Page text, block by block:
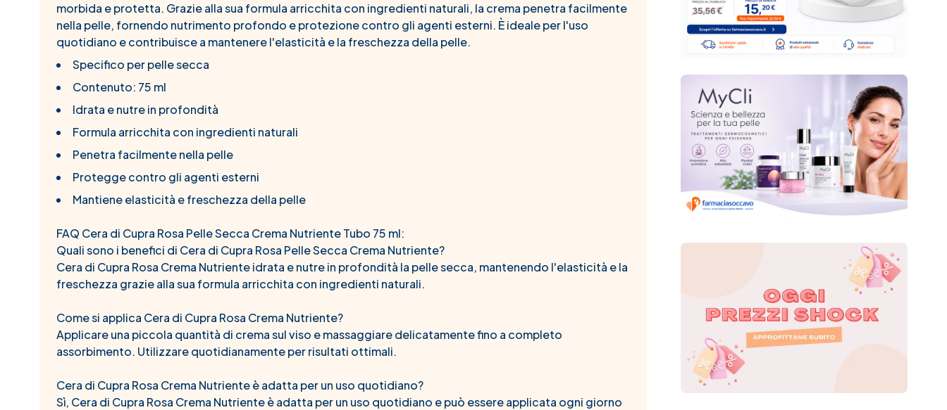
morbida e protetta. Grazie alla sua formula arricchita con ingredienti naturali, la crema penetra facilmente
nella pelle, fornendo nutrimento profondo e protezione contro gli agenti esterni. È ideale per l'uso
quotidiano e contribuisce a mantenere l'elasticità e la freschezza della pelle.
Specifico per pelle secca
Contenuto: 75 ml
Idrata e nutre in profondità
Formula arricchita con ingredienti naturali
Penetra facilmente nella pelle
Protegge contro gli agenti esterni
Mantiene elasticità e freschezza della pelle
FAQ Cera di Cupra Rosa Pelle Secca Crema Nutriente Tubo 75 ml:
Quali sono i benefici di Cera di Cupra Rosa Pelle Secca Crema Nutriente?
Cera di Cupra Rosa Crema Nutriente idrata e nutre in profondità la pelle secca, mantenendo l'elasticità e la
freschezza grazie alla sua formula arricchita con ingredienti naturali.
Come si applica Cera di Cupra Rosa Crema Nutriente?
Applicare una piccola quantità di crema sul viso e massaggiare delicatamente fino a completo
assorbimento. Utilizzare quotidianamente per risultati ottimali.
Cera di Cupra Rosa Crema Nutriente è adatta per un uso quotidiano?
Sì, Cera di Cupra Rosa Crema Nutriente è adatta per un uso quotidiano e può essere applicata ogni giorno